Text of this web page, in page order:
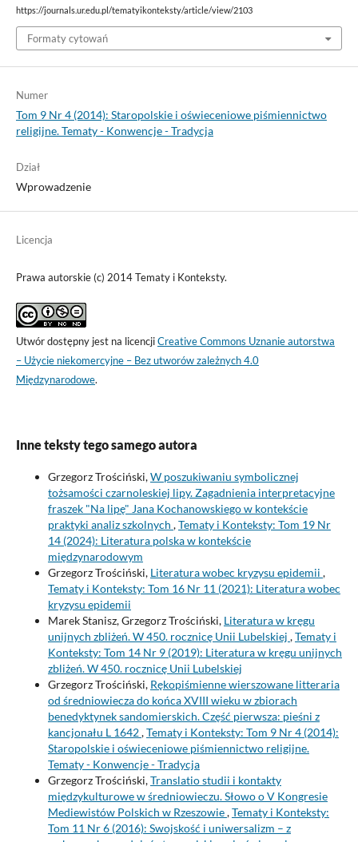
https://journals.ur.edu.pl/tematyikonteksty/article/view/2103
Formaty cytowań
Numer
Tom 9 Nr 4 (2014): Staropolskie i oświeceniowe piśmiennictwo
religijne. Tematy - Konwencje - Tradycja
Dział
Wprowadzenie
Licencja
Prawa autorskie (c) 2014 Tematy i Konteksty.
Utwór dostępny jest na licencjiCreative Commons Uznanie autorstwa
– Użycie niekomercyjne – Bez utworów zależnych 4.0
Międzynarodowe.
Inne teksty tego samego autora
Grzegorz Trościński,W poszukiwaniu symbolicznej
tożsamości czarnoleskiej lipy. Zagadnienia interpretacyjne
fraszek "Na lipę" Jana Kochanowskiego w kontekście
praktyki analiz szkolnych ,Tematy i Konteksty: Tom 19 Nr
14 (2024): Literatura polska w kontekście
międzynarodowym
Grzegorz Trościński, Literatura wobec kryzysu epidemii ,
Tematy i Konteksty: Tom 16 Nr 11 (2021): Literatura wobec
kryzysu epidemii
Marek Stanisz, Grzegorz Trościński, Literatura w kręgu
unijnych zbliżeń. W 450. rocznicę Unii Lubelskiej ,Tematy i
Konteksty: Tom 14 Nr 9 (2019): Literatura w kręgu unijnych
zbliżeń. W 450. rocznicę Unii Lubelskiej
Grzegorz Trościński, Rękopiśmienne wierszowane litteraria
od średniowiecza do końca XVIII wieku w zbiorach
benedyktynek sandomierskich. Część pierwsza: pieśni z
kancjonału L 1642,Tematy i Konteksty: Tom 9 Nr 4 (2014):
Staropolskie i oświeceniowe piśmiennictwo religijne.
Tematy - Konwencje - Tradycja
Grzegorz Trościński,Translatio studii i kontakty
międzykulturowe w średniowieczu. Słowo o V Kongresie
Mediewistów Polskich w Rzeszowie,Tematy i Konteksty:
Tom 11 Nr 6 (2016): Swojskość i uniwersalizm – z